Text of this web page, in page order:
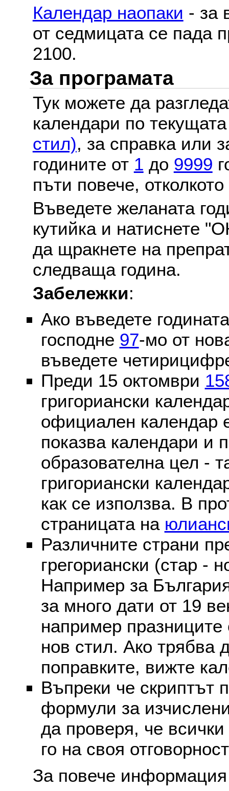
Календар наопаки - за
от седмицата се пада
2100.
За програмата
Тук можете да
календари по
стил), за справка или
годините от 1 до 9999
пъти повече,
Въведете желаната
кутийка и натиснете
да щракнете на
следваща година.
Забележки:
Ако въведете
господне 97-мо от
въведете
Преди 15 октомври
григориански
официален календар
показва календари и
образователна цел -
григориански
как се използва. В
страницата на
Различните страни
грегориански (стар -
Например за
за много дати от 19
например празниците
нов стил. Ако трябва
поправките, вижте
Въпреки че скриптът
формули за
да проверя, че
го на своя
За повече информация